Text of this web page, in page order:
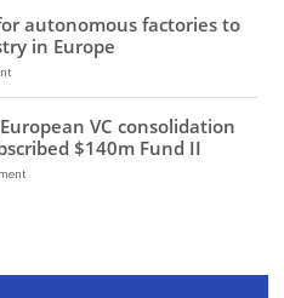
autonomous factories to
in Europe
VC consolidation
$140m Fund II